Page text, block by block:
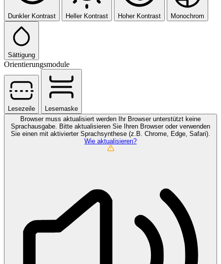
Dunkler Kontrast Heller Kontrast Hoher Kontrast Monochrom
Sättigung
Orientierungsmodule
Lesezeile
Lesemaske
Browser muss aktualisiert werden Ihr Browser unterstützt keine
Sprachausgabe. Bitte aktualisieren Sie Ihren Browser oder verwenden
Sie einen mit aktivierter Sprachsynthese (z.B. Chrome, Edge, Safari).
Wie aktualisieren?